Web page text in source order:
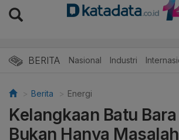
BERITA Nasional Industri
Berita Energi
Kelangkaan Batu Bara
Bukan Hanya Masalah